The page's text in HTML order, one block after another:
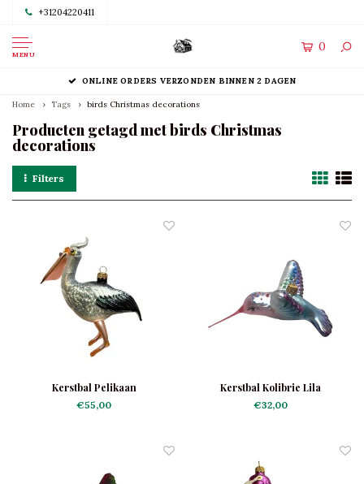
+31204220411
MENU
0
ONLINE ORDERS VERZONDEN BINNEN 2 DAGEN
Home Tags birds Christmas decorations
Producten getagd met birds Christmas
decorations
Filters
Kerstbal Pelikaan
€55,00
Kerstbal Kolibrie Lila
€32,00